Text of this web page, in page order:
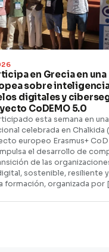
en Grecia en una
sobre
digitales y
CoDEMO 5.0
esta semana en
celebrada en Chalkida
europeo Erasmus+
el desarrollo de
de las
sostenible, resiliente
formación, organizada por